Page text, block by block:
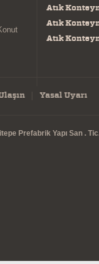
Atık
Atık
Atık
Yasal Uyarı
Prefabrik Yapı San .